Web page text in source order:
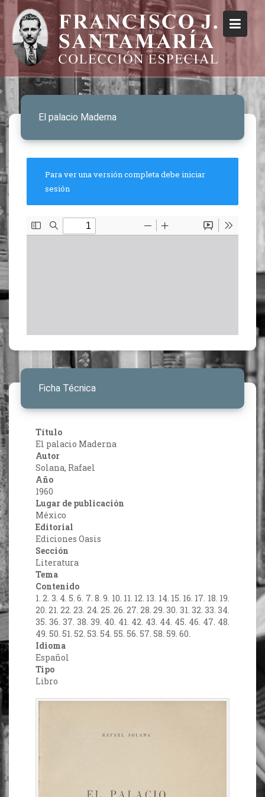
El palacio Maderna
Para ver una versión completa debe iniciar
sesión
Ficha Técnica
Título
El palacio Maderna
Autor
Solana, Rafael
Año
1960
Lugar de publicación
México
Editorial
Ediciones Oasis
Sección
Literatura
Tema
Contenido
1. 2. 3. 4. 5. 6. 7. 8. 9. 10. 11. 12. 13. 14. 15. 16. 17. 18. 19.
20. 21. 22. 23. 24. 25. 26. 27. 28. 29. 30. 31. 32. 33. 34.
35. 36. 37. 38. 39. 40. 41. 42. 43. 44. 45. 46. 47. 48.
49. 50. 51. 52. 53. 54. 55. 56. 57. 58. 59. 60.
Idioma
Español
Tipo
Libro